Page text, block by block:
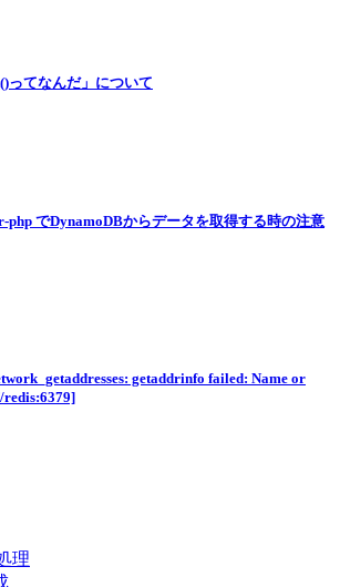
ってなんだ」について
php でDynamoDBからデータを取得する時の注意
getaddrinfo failed: Name or
redis:6379]
理